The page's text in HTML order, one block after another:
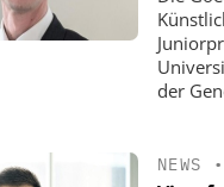
der
NEWS •